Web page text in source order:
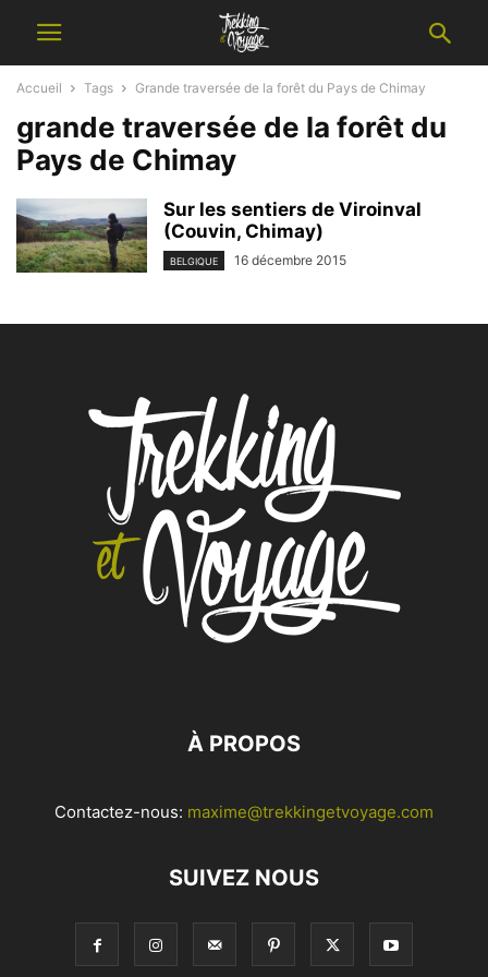
Accueil Tags Grande traversée de la forêt du Pays de Chimay
grande traversée de la forêt du
Pays de Chimay
Sur les sentiers de Viroinval
(Couvin, Chimay)
BELGIQUE 16 décembre 2015
À PROPOS
Contactez-nous: maxime@trekkingetvoyage.com
SUIVEZ NOUS